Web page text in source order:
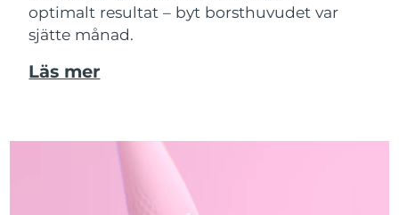
optimalt resultat – byt borsthuvudet var
sjätte månad.
Läs mer